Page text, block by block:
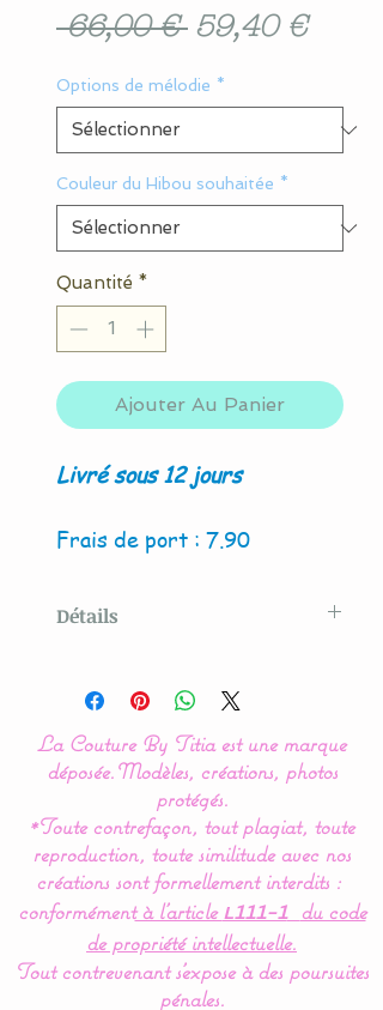
66,00 € Prix
59,40 €Prix
Options de mélodie *
Couleur du Hibou souhaitée *
Quantité *
Ajouter Au Panier
Livré sous 12 jours
Frais de port : 7.90
Détails
By Titia
La présence de couleur
vives et formes
géométriques simples
permet à bébé de bien les
discernées et facilite ainsi
son apprentissage.
La Couture By Titia est une marque
déposée.Modèles, créations, photos
protégés.
*Toute contrefaçon, tout plagiat, toute
reproduction, toute similitude avec nos
créations sont formellement interdits :
conformémentà l’article L111-1
du code
de propriété intellectuelle.
Tout contrevenant s'expose à des poursuites
pénales.